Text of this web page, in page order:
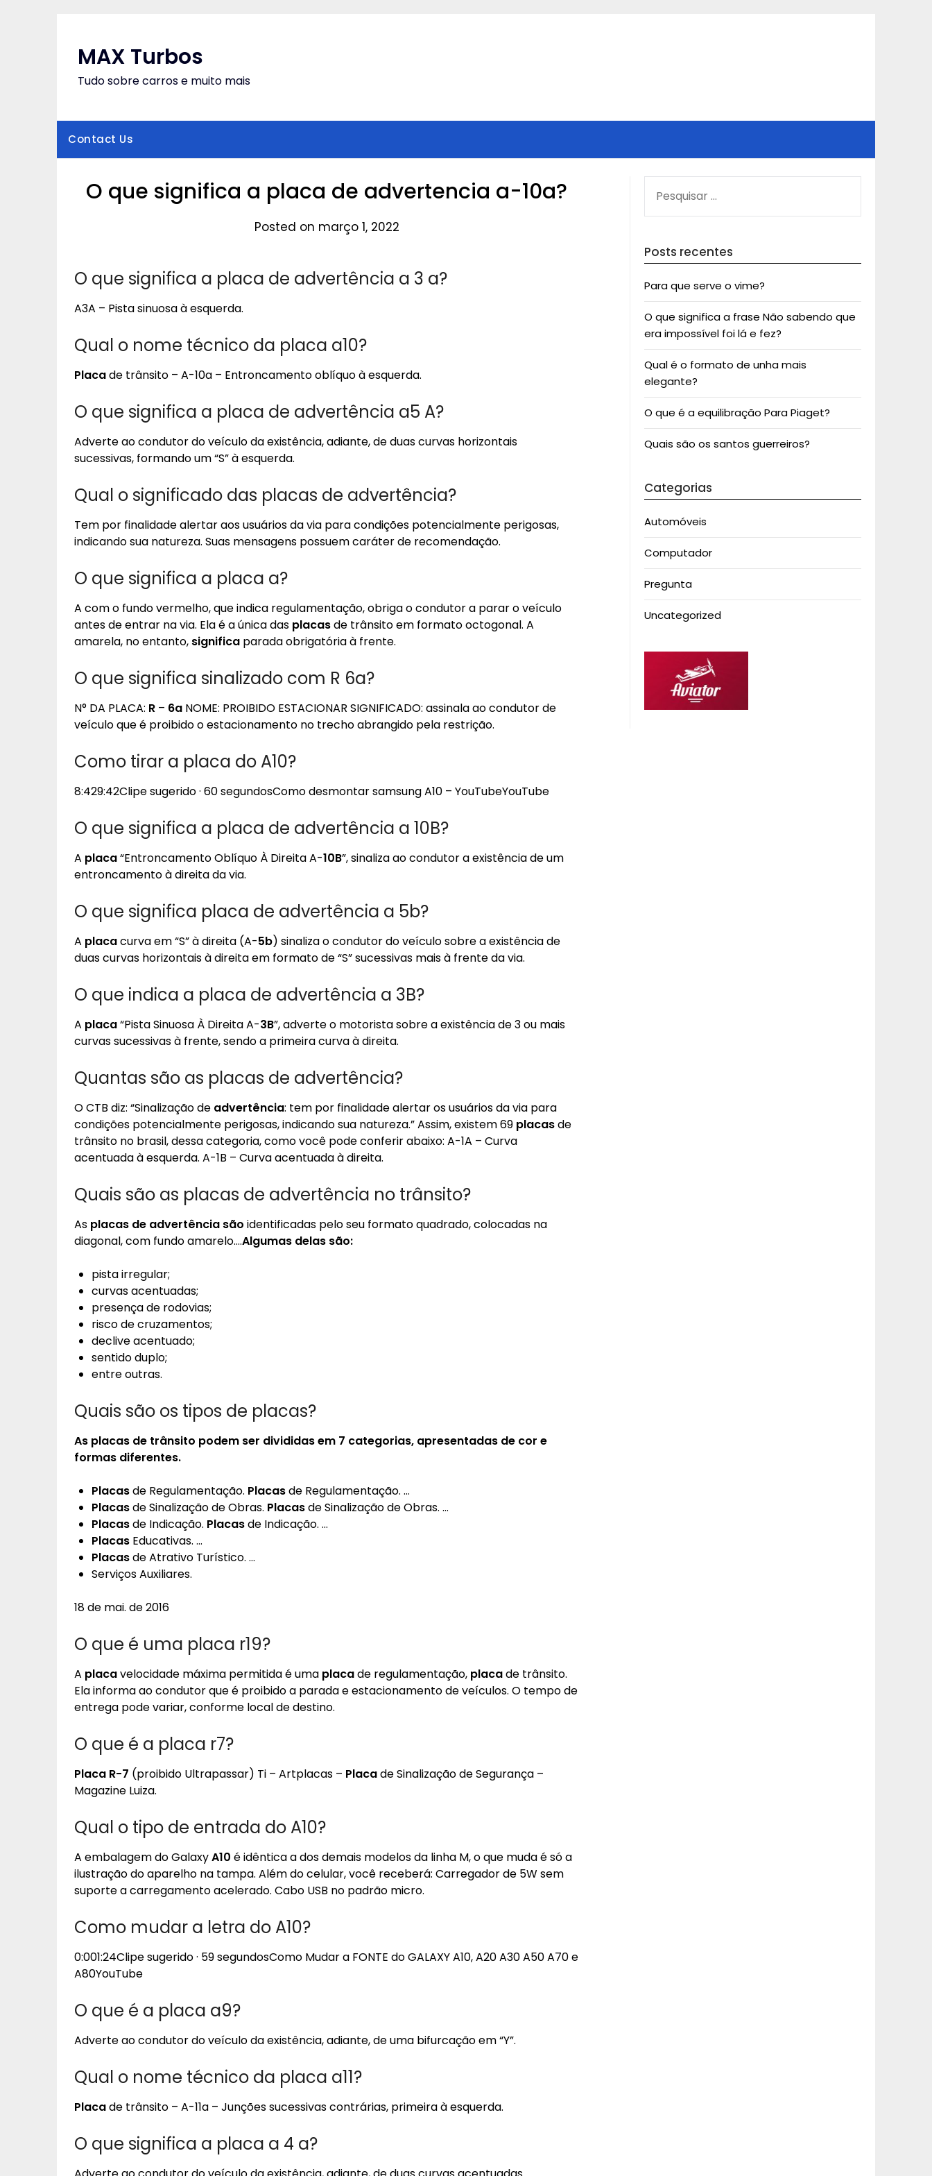
MAX Turbos
Tudo sobre carros e muito mais
Contact Us
O que significa a placa de advertencia a-10a?
Posted on março 1, 2022
O que significa a placa de advertência a 3 a?
A3A – Pista sinuosa à esquerda.
Qual o nome técnico da placa a10?
Placade trânsito – A-10a – Entroncamento oblíquo à esquerda.
O que significa a placa de advertência a5 A?
Adverte ao condutor do veículo da existência, adiante, de duas curvas horizontais
sucessivas, formando um “S” à esquerda.
Qual o significado das placas de advertência?
Tem por finalidade alertar aos usuários da via para condições potencialmente perigosas,
indicando sua natureza. Suas mensagens possuem caráter de recomendação.
O que significa a placa a?
A com o fundo vermelho, que indica regulamentação, obriga o condutor a parar o veículo
antes de entrar na via. Ela é a única das placasde trânsito em formato octogonal. A
amarela, no entanto, significa parada obrigatória à frente.
O que significa sinalizado com R 6a?
N° DA PLACA: R – 6a NOME: PROIBIDO ESTACIONAR SIGNIFICADO: assinala ao condutor de
veículo que é proibido o estacionamento no trecho abrangido pela restrição.
Como tirar a placa do A10?
8:429:42Clipe sugerido · 60 segundosComo desmontar samsung A10 – YouTubeYouTube
O que significa a placa de advertência a 10B?
A placa“Entroncamento Oblíquo À Direita A-10B”, sinaliza ao condutor a existência de um
entroncamento à direita da via.
O que significa placa de advertência a 5b?
A placacurva em “S” à direita (A-5b) sinaliza o condutor do veículo sobre a existência de
duas curvas horizontais à direita em formato de “S” sucessivas mais à frente da via.
O que indica a placa de advertência a 3B?
A placa“Pista Sinuosa À Direita A-3B”, adverte o motorista sobre a existência de 3 ou mais
curvas sucessivas à frente, sendo a primeira curva à direita.
Quantas são as placas de advertência?
O CTB diz: “Sinalização de advertência: tem por finalidade alertar os usuários da via para
condições potencialmente perigosas, indicando sua natureza.” Assim, existem 69 placasde
trânsito no brasil, dessa categoria, como você pode conferir abaixo: A-1A – Curva
acentuada à esquerda. A-1B – Curva acentuada à direita.
Quais são as placas de advertência no trânsito?
As placas de advertência são identificadas pelo seu formato quadrado, colocadas na
diagonal, com fundo amarelo….Algumas delas são:
pista irregular;
curvas acentuadas;
presença de rodovias;
risco de cruzamentos;
declive acentuado;
sentido duplo;
entre outras.
Quais são os tipos de placas?
As placas de trânsito podem ser divididas em 7 categorias, apresentadas de cor e
formas diferentes.
Placasde Regulamentação. Placasde Regulamentação. …
Placasde Sinalização de Obras. Placasde Sinalização de Obras. …
Placasde Indicação. Placasde Indicação. …
Placas Educativas. …
Placasde Atrativo Turístico. …
Serviços Auxiliares.
18 de mai. de 2016
O que é uma placa r19?
A placavelocidade máxima permitida é uma placade regulamentação, placade trânsito.
Ela informa ao condutor que é proibido a parada e estacionamento de veículos. O tempo de
entrega pode variar, conforme local de destino.
O que é a placa r7?
Placa R-7 (proibido Ultrapassar) Ti – Artplacas – Placade Sinalização de Segurança –
Magazine Luiza.
Qual o tipo de entrada do A10?
A embalagem do GalaxyA10 é idêntica a dos demais modelos da linha M, o que muda é só a
ilustração do aparelho na tampa. Além do celular, você receberá: Carregador de 5W sem
suporte a carregamento acelerado. Cabo USB no padrão micro.
Como mudar a letra do A10?
0:001:24Clipe sugerido · 59 segundosComo Mudar a FONTE do GALAXY A10, A20 A30 A50 A70 e
A80YouTube
O que é a placa a9?
Adverte ao condutor do veículo da existência, adiante, de uma bifurcação em “Y”.
Qual o nome técnico da placa a11?
Placade trânsito – A-11a – Junções sucessivas contrárias, primeira à esquerda.
O que significa a placa a 4 a?
POR:
Posts recentes
Para que serve o vime?
O que significa a frase Não sabendo que
era impossível foi lá e fez?
Qual é o formato de unha mais
elegante?
O que é a equilibração Para Piaget?
Quais são os santos guerreiros?
Categorias
Automóveis
Computador
Pregunta
Uncategorized